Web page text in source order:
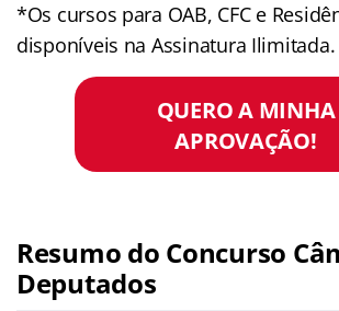
*Os cursos para OAB, CFC e
disponíveis na Assinatura Ilimitada.
QUERO A MINHA
APROVAÇÃO!
Resumo do Concurso
Deputados